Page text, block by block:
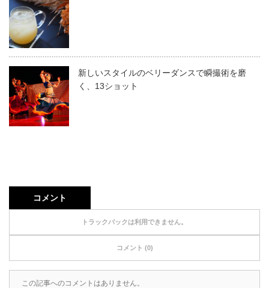
新しいスタイルのベリーダンスで瞬撮術を磨
く、13ショット
コメント
トラックバックは利用できません。
コメント (0)
この記事へのコメントはありません。